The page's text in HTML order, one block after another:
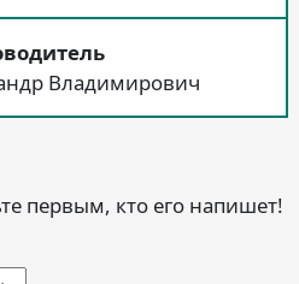
Владимирович
первым, кто его напишет!